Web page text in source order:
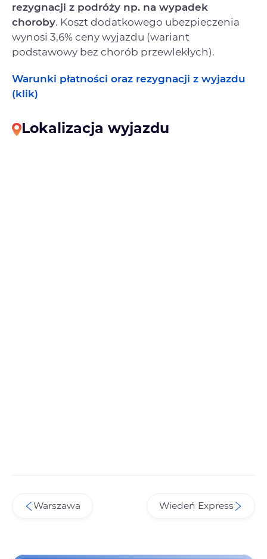
rezygnacji z podróży np. na wypadek
choroby. Koszt dodatkowego ubezpieczenia
wynosi 3,6% ceny wyjazdu (wariant
podstawowy bez chorób przewlekłych).
Warunki płatności oraz rezygnacji z wyjazdu
(klik)
Lokalizacja wyjazdu
Warszawa Wiedeń Express